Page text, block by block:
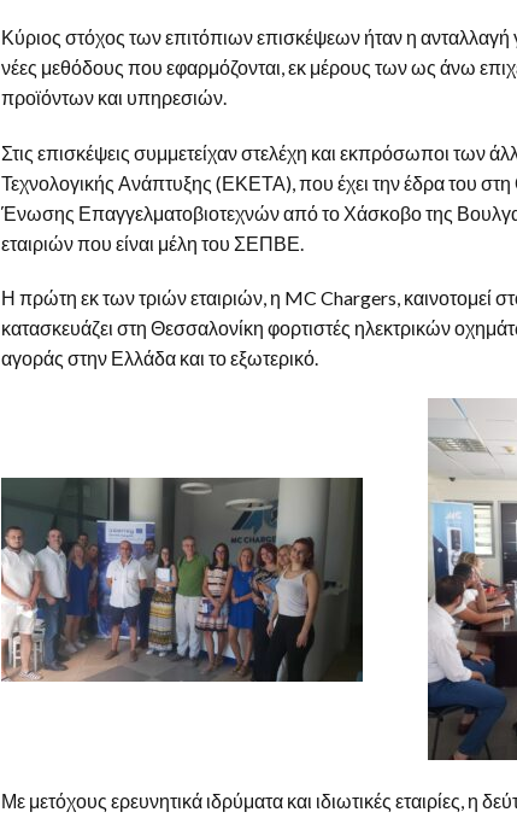
Κύριος στόχος των επιτόπιων επισκέψεων ήταν η ανταλλαγή
νέες μεθόδους που εφαρμόζονται, εκ μέρους των ως άνω
προϊόντων και υπηρεσιών.
Στις επισκέψεις συμμετείχαν στελέχη και εκπρόσωποι των
Τεχνολογικής Ανάπτυξης (ΕΚΕΤΑ), που έχει την έδρα του
Ένωσης Επαγγελματοβιοτεχνών από το Χάσκοβο της
εταιριών που είναι μέλη του ΣΕΠΒΕ.
Η πρώτη εκ των τριών εταιριών, η MC Chargers, καινοτομεί
κατασκευάζει στη Θεσσαλονίκη φορτιστές ηλεκτρικών
αγοράς στην Ελλάδα και το εξωτερικό.
Με μετόχους ερευνητικά ιδρύματα και ιδιωτικές εταιρίες, η